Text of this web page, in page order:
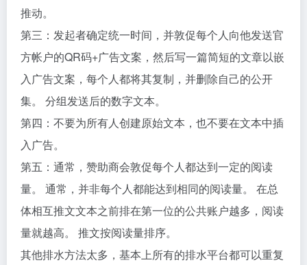
推动。
第三：发起者确定统一时间，并敦促每个人向他发送官
方帐户的QR码+广告文案，然后写一篇简短的文章以嵌
入广告文案，每个人都将其复制，并删除自己的公开
集。 分组发送后的数字文本。
第四：不要为所有人创建原始文本，也不要在文本中插
入广告。
第五：通常，赞助商会敦促每个人都达到一定的阅读
量。 通常，并非每个人都能达到相同的阅读量。 在总
体相互推文文本之前排在第一位的公共账户越多，阅读
量就越高。 推文按阅读量排序。
其他排水方法太多，基本上所有的排水平台都可以重复